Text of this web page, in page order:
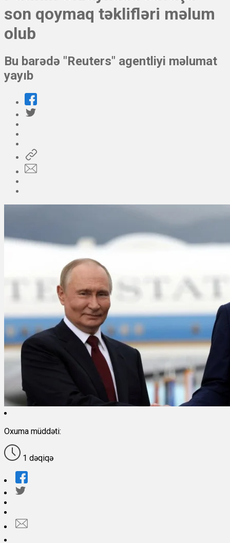
son qoymaq təklifləri məlum
olub
Bu barədə "Reuters" agentliyi məlumat
yayıb
Oxuma müddəti:
1 dəqiqə